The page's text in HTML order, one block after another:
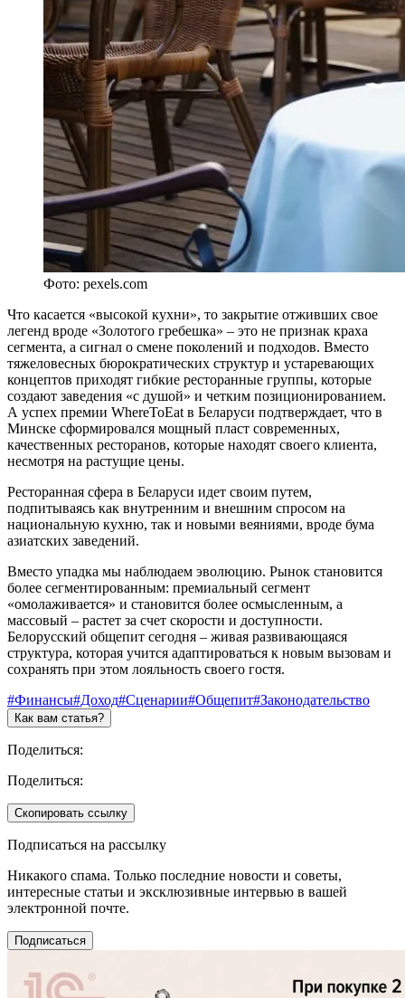
Фото: pexels.com
Что касается «высокой кухни», то закрытие отживших свое
легенд вроде «Золотого гребешка» – это не признак краха
сегмента, а сигнал о смене поколений и подходов. Вместо
тяжеловесных бюрократических структур и устаревающих
концептов приходят гибкие ресторанные группы, которые
создают заведения «с душой» и четким позиционированием.
А успех премии WhereToEat в Беларуси подтверждает, что в
Минске сформировался мощный пласт современных,
качественных ресторанов, которые находят своего клиента,
несмотря на растущие цены.
Ресторанная сфера в Беларуси идет своим путем,
подпитываясь как внутренним и внешним спросом на
национальную кухню, так и новыми веяниями, вроде бума
азиатских заведений.
Вместо упадка мы наблюдаем эволюцию. Рынок становится
более сегментированным: премиальный сегмент
«омолаживается» и становится более осмысленным, а
массовый – растет за счет скорости и доступности.
Белорусский общепит сегодня – живая развивающаяся
структура, которая учится адаптироваться к новым вызовам и
сохранять при этом лояльность своего гостя.
#Финансы#Доход#Сценарии#Общепит#Законодательство
Как вам статья?
Поделиться:
Поделиться:
Скопировать ссылку
Подписаться на рассылку
Никакого спама. Только последние новости и советы,
интересные статьи и эксклюзивные интервью в вашей
электронной почте.
Подписаться